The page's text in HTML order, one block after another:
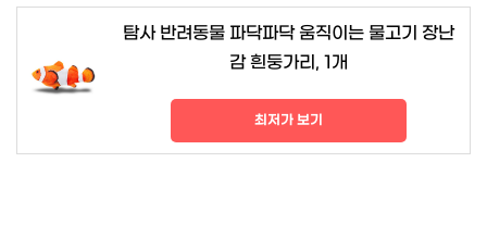
탐사 반려동물 파닥파닥 움직이는 물고기 장난
감 흰둥가리, 1개
최저가 보기